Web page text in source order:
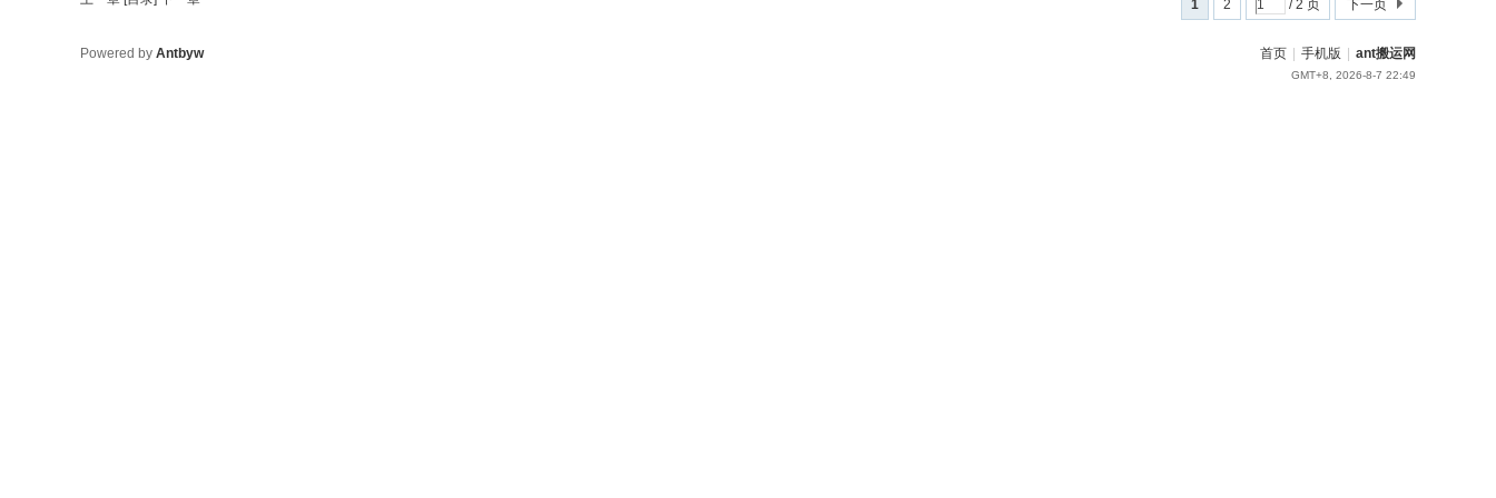
1 2 / 2 页 下一页
首页 手机版 ant搬运网
GMT+8, 2026-8-7 22:49
Powered by Antbyw